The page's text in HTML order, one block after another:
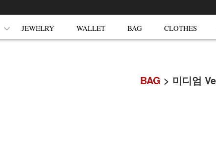
JEWELRY WALLET BAG CLOTHES
BAG > 미디엄